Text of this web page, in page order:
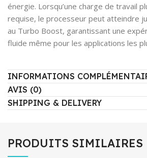
énergie. Lorsqu’une charge de travail
requise, le processeur peut atteindre
au Turbo Boost, garantissant une
fluide même pour les applications les
INFORMATIONS
AVIS (0)
SHIPPING & DELIVERY
PRODUITS SIMILAIRES